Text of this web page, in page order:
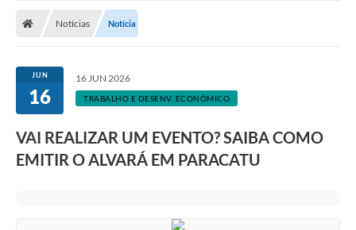
Notícias Notícia
JUN
16
16 JUN 2026
TRABALHO E DESENV. ECONÔMICO
VAI REALIZAR UM EVENTO? SAIBA COMO
EMITIR O ALVARÁ EM PARACATU